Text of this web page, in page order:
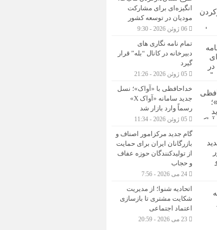
انگیزه‌ای برای مشارکت
مودیان در توسعه کشور
تمام نامه نگاری های
دبیرخانه در کانال “بله” قرار
گیرد
خداحافظی با «آواک»؛ نسل
جدید سامانه «آواک X»
رسماً وارد بازار شد
گام جدید مرکزامور اصناف و
بازرگانان ایران برای حمایت
از تولیدکنندگان حوزه عفاف
و حجاب
اتحادیه شنوا؛ از مدیریت
شکایت مشتری تا بازسازی
اعتماد اجتماعی ‌